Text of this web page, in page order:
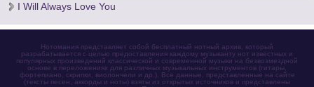
I Will Always Love You
Нотомания представляет собой бесплатный нотный архив, который
разрабатывается с целью предоставления каждому музыканту нот известных и
популярных произведений классической и современной музыки на безвозмездной
основе в переложениях для различных музыкальных инструментов (гитары,
фортепиано, скрипки, виолончели и др.). Все данные, представленные на сайте
(тексты песен, аккорды и ноты) взяты из открытых источников и представлены